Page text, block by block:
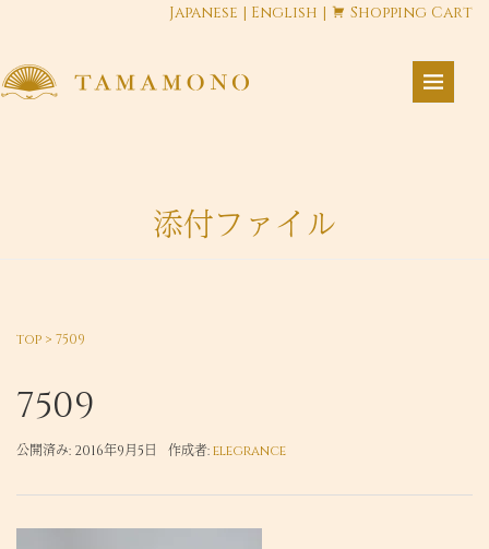
Japanese | English | Shopping Cart
添付ファイル
top > 7509
7509
公開済み: 2016年9月5日 作成者:elegrance